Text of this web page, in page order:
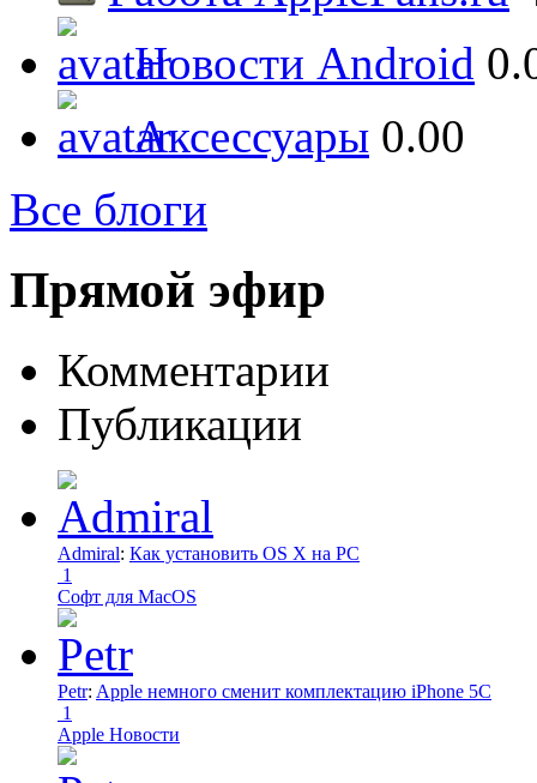
Новости Android
Аксессуары 0.00
Все блоги
Прямой эфир
Комментарии
Публикации
Admiral: Как установить OS X на PC
1
Софт для MacOS
Petr: Apple немного сменит комплектацию iPhone 5C
1
Apple Новости